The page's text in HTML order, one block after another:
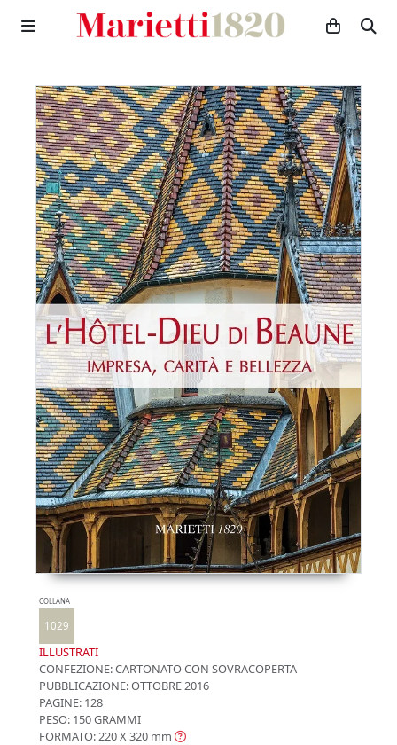
COLLANA
1029
ILLUSTRATI
CONFEZIONE:CARTONATO CON SOVRACOPERTA
PUBBLICAZIONE:OTTOBRE 2016
PAGINE: 128
PESO: 150 GRAMMI
FORMATO: 220 X 320 mm